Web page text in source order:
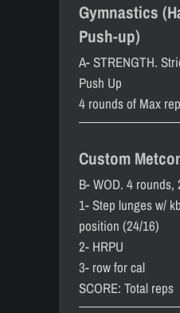
Gymnastics
Push-up)
A- STRENGTH.
Push Up
4 rounds of Max
Custom
B- WOD. 4 rounds,
1- Step lunges w/
position (24/16)
2- HRPU
3- row for cal
SCORE: Total reps